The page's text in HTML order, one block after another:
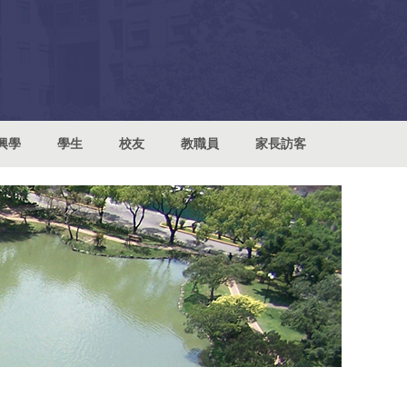
學 學生 校友 教職員 家長訪客